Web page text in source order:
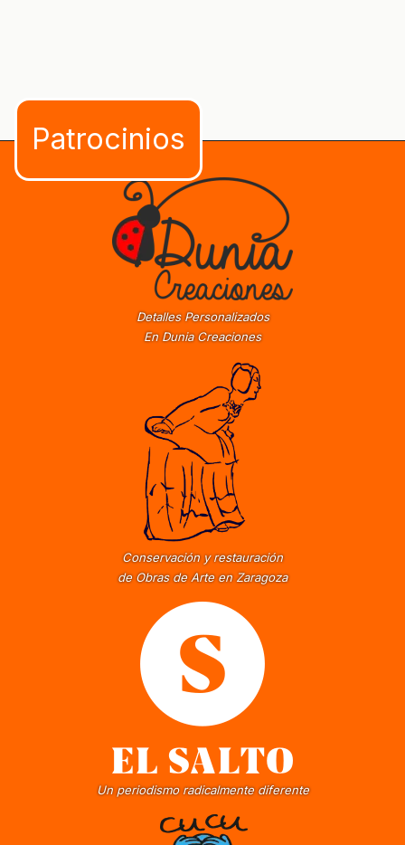
Detalles Personalizados
En Dunia Creaciones
Conservación y restauración
de Obras de Arte en Zaragoza
Un periodismo radicalmente diferente